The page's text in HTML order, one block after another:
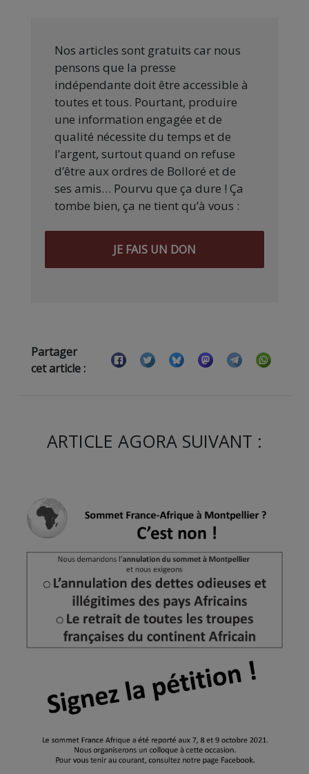
Nos articles sont gratuits car nous
pensons que la presse
indépendante doit être accessible à
toutes et tous. Pourtant, produire
une information engagée et de
qualité nécessite du temps et de
l’argent, surtout quand on refuse
d’être aux ordres de Bolloré et de
ses amis… Pourvu que ça dure ! Ça
tombe bien, ça ne tient qu’à vous :
JE FAIS UN DON
Partager
cet article :
ARTICLE AGORA SUIVANT :